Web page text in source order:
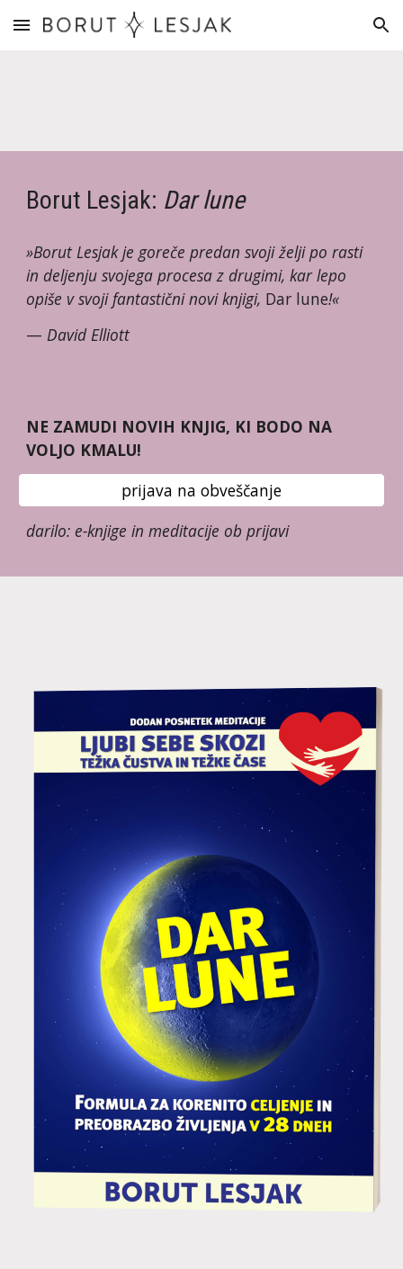
Skip to main content Skip to navigation
Borut Lesjak: Dar lune
»Borut Lesjak je goreče predan svoji želji po rasti
in deljenju svojega procesa z drugimi, kar lepo
opiše v svoji fantastični novi knjigi, Dar lune!«
— David Elliott
NE ZAMUDI NOVIH KNJIG, KI BODO NA
VOLJO KMALU!
prijava na obveščanje
darilo: e-knjige in meditacije ob prijavi